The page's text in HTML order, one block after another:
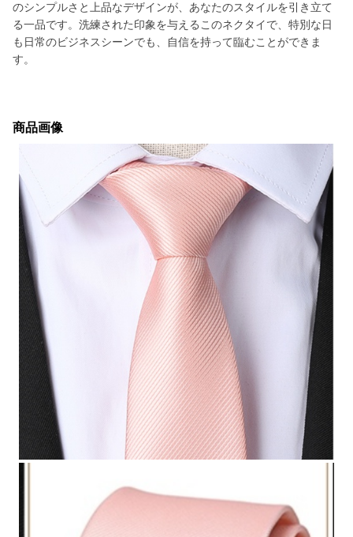
のシンプルさと上品なデザインが、あなたのスタイルを引き立て
る一品です。洗練された印象を与えるこのネクタイで、特別な日
も日常のビジネスシーンでも、自信を持って臨むことができま
す。
商品画像